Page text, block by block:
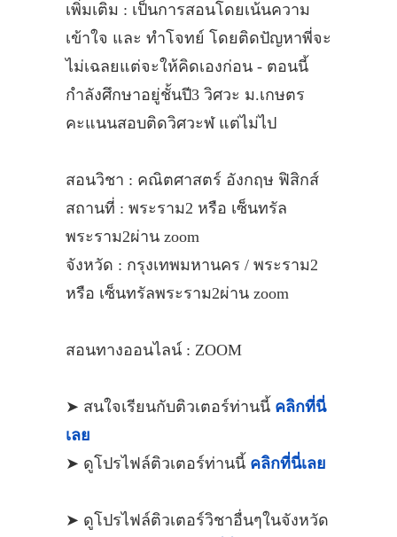
เพิ่มเติม : เป็นการสอนโดยเน้นความ
เข้าใจ และ ทำโจทย์ โดยติดปัญหาพี่จะ
ไม่เฉลยแต่จะให้คิดเองก่อน - ตอนนี้
กำลังศึกษาอยู่ชั้นปี3 วิศวะ ม.เกษตร
คะแนนสอบติดวิศวะฬ แต่ไม่ไป
สอนวิชา : คณิตศาสตร์ อังกฤษ ฟิสิกส์
สถานที่ : พระราม2 หรือ เซ็นทรัล
พระราม2ผ่าน zoom
จังหวัด : กรุงเทพมหานคร / พระราม2
หรือ เซ็นทรัลพระราม2ผ่าน zoom
สอนทางออนไลน์ : ZOOM
➤ สนใจเรียนกับติวเตอร์ท่านนี้ คลิกที่นี่
เลย
➤ ดูโปรไฟล์ติวเตอร์ท่านนี้ คลิกที่นี่เลย
➤ ดูโปรไฟล์ติวเตอร์วิชาอื่นๆในจังหวัด